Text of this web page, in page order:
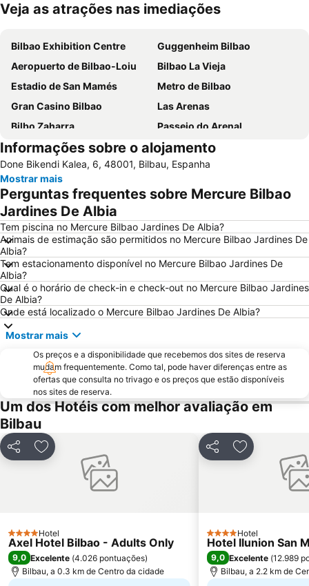
Ampliar mapa
Veja as atrações nas imediações
Bilbao Exhibition Centre
Guggenheim Bilbao
Aeropuerto de Bilbao-Loiu
Bilbao La Vieja
Estadio de San Mamés
Metro de Bilbao
Gran Casino Bilbao
Las Arenas
Bilbo Zaharra
Passeio do Arenal
Altamira
Txagorritxu
Bilbao BBK Live
San Juan de Gaztelugatxe
Abando Indalecio Prieto Geltokia
A los hermanos Tonetti
Zorroza
Zubiarte
Vitoria Airport
Termibus
Ibarrekolanda
Gazalbide
Megapark
Iglesia de la Sagrada Familia
Abandoko Done Bikendi Martiriaren eliza
Tranvía
Teatro Arriaga
Uríbarri
Churruca
Puerto deportivo El Abra-Getxo
Puebla Vieja de Castro Urdiales
Albia Gardens
Matico-Ciudad Jardín
Plaza Biribila
Parque Dona Casilda
Plaza de Toros Vista Alegre
de Gorliz
Iglesia de San Pedro de Tabira
Informações sobre o alojamento
Done Bikendi Kalea, 6, 48001, Bilbau, Espanha
Mostrar mais
Perguntas frequentes sobre Mercure Bilbao
Jardines De Albia
Tem piscina no Mercure Bilbao Jardines De Albia?
Animais de estimação são permitidos no Mercure Bilbao Jardines De
Albia?
Tem estacionamento disponível no Mercure Bilbao Jardines De
Albia?
Qual é o horário de check-in e check-out no Mercure Bilbao Jardines
De Albia?
Onde está localizado o Mercure Bilbao Jardines De Albia?
Mostrar mais
Os preços e a disponibilidade que recebemos dos sites de reserva
mudam frequentemente. Como tal, pode haver diferenças entre as
ofertas que consulta no trivago e os preços que estão disponíveis
nos sites de reserva.
Um dos Hotéis com melhor avaliação em
Bilbau
PartilharAdicionar aos favoritos
4 Estrelas
Hotel
Axel Hotel Bilbao - Adults Only
9,0 Excelente (4.026 pontuações)
Bilbau, a 0.3 km de Centro da cidade
PartilharAdicionar
4 Estrelas
Hotel
Hotel Ilunion San
9,0 Excelente (12.989
Bilbau, a 2.2 km de